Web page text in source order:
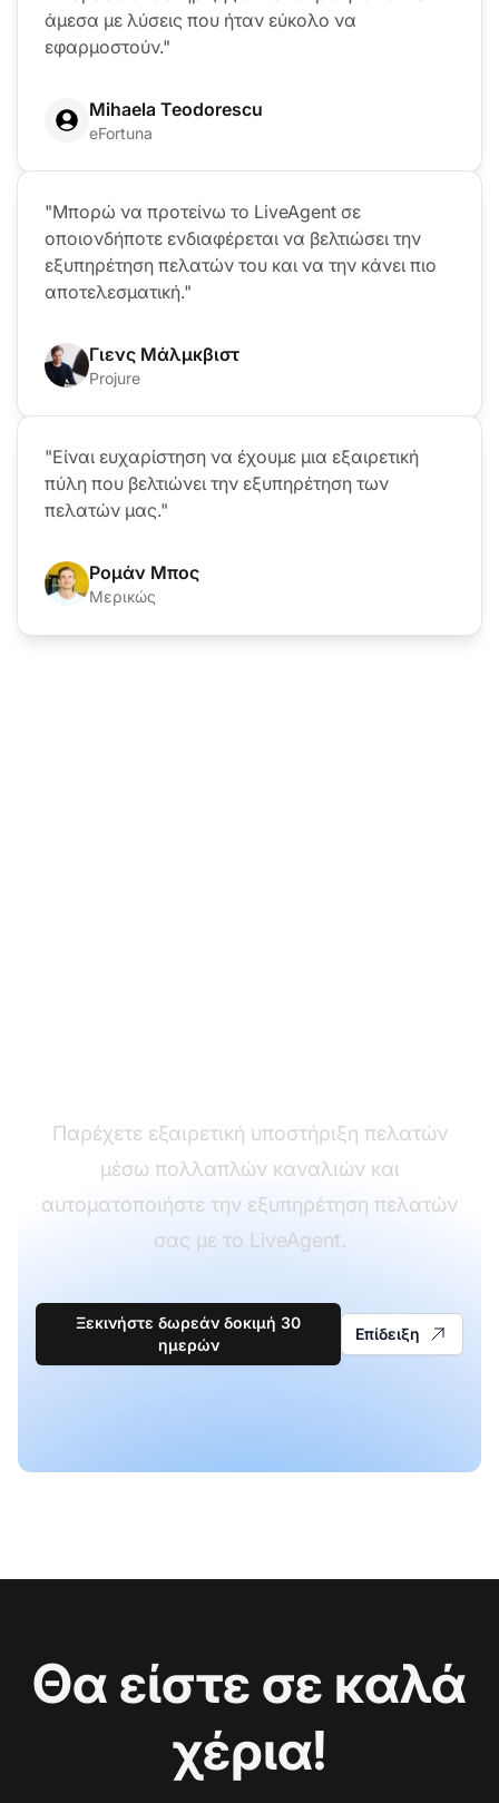
άμεσα με λύσεις που ήταν εύκολο να
εφαρμοστούν."
Mihaela Teodorescu
eFortuna
"Μπορώ να προτείνω το LiveAgent σε
οποιονδήποτε ενδιαφέρεται να βελτιώσει την
εξυπηρέτηση πελατών του και να την κάνει πιο
αποτελεσματική."
Γιενς Μάλμκβιστ
Projure
"Είναι ευχαρίστηση να έχουμε μια εξαιρετική
πύλη που βελτιώνει την εξυπηρέτηση των
πελατών μας."
Ρομάν Μπος
Μερικώς
Παρέχετε εξαιρετική υποστήριξη πελατών
μέσω πολλαπλών καναλιών και
αυτοματοποιήστε την εξυπηρέτηση πελατών
σας με το LiveAgent.
Ξεκινήστε δωρεάν δοκιμή 30
ημερών
Επίδειξη
Θα είστε σε καλά
χέρια!